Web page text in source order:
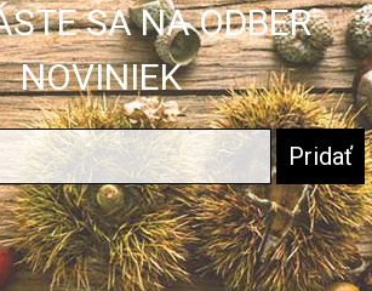
SA NA ODBER
NOVINIEK